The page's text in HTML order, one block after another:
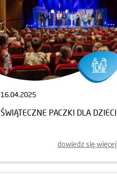
16.04.2025
ŚWIĄTECZNE PACZKI DLA DZIECI
dowiedz się więcej